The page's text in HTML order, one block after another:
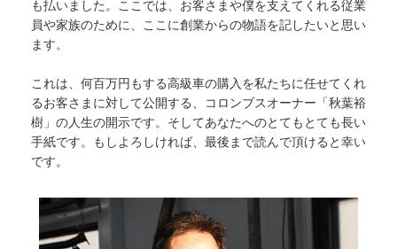
も払いました。ここでは、お客さまや僕を支えてくれる従業
員や家族のために、ここに創業からの物語を記したいと思い
ます。
これは、何百万円もする高級車の購入を私たちに任せてくれ
るお客さまに対して公開する、コロンブスオーナー「秋葉裕
樹」の人生の開示です。そしてあなたへのとてもとても長い
手紙です。もしよろしければ、最後まで読んで頂けると幸い
です。